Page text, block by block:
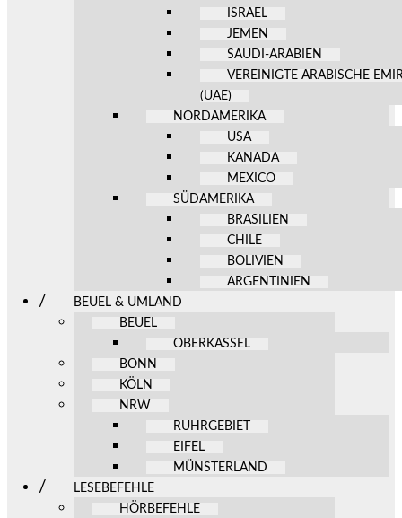
ISRAEL
JEMEN
SAUDI-ARABIEN
VEREINIGTE ARABISCHE
(UAE)
NORDAMERIKA
USA
KANADA
MEXICO
SÜDAMERIKA
BRASILIEN
CHILE
BOLIVIEN
ARGENTINIEN
BEUEL & UMLAND
BEUEL
OBERKASSEL
BONN
KÖLN
NRW
RUHRGEBIET
EIFEL
MÜNSTERLAND
LESEBEFEHLE
HÖRBEFEHLE